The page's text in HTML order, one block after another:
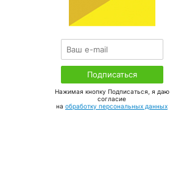
Нажимая кнопку Подписаться, я даю
соглаcие
на обработку персональных данных